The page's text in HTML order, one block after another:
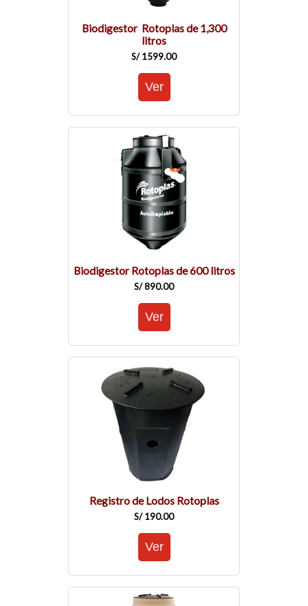
Biodigestor Rotoplas de 1,300
litros
S/ 1599.00
Biodigestor Rotoplas de 600 litros
S/ 890.00
Registro de Lodos Rotoplas
S/ 190.00